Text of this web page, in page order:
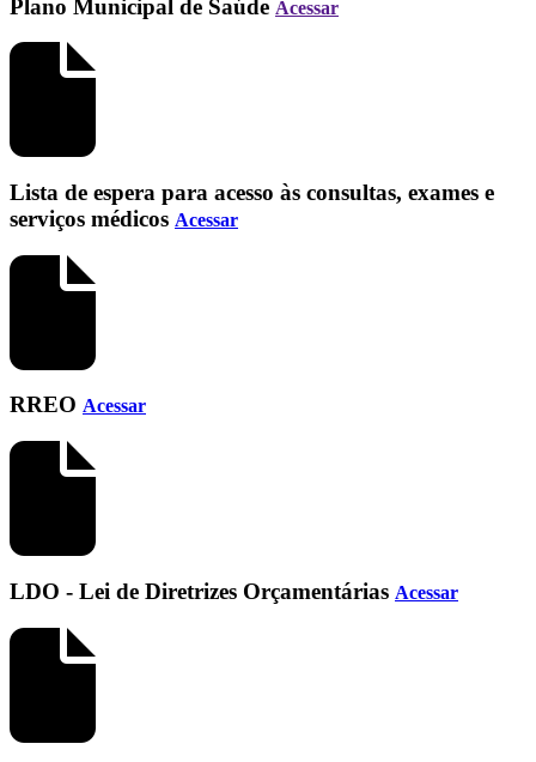
Plano Municipal de Saúde Acessar
Lista de espera para acesso às consultas, exames e
serviços médicos Acessar
RREO Acessar
LDO - Lei de Diretrizes Orçamentárias Acessar